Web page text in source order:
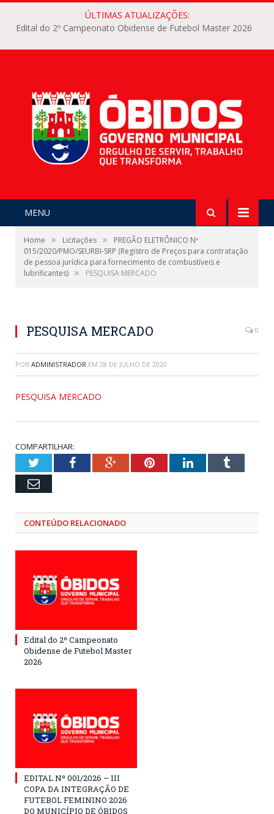
ÚLTIMAS ATUALIZAÇÕES:
Edital do 2º Campeonato Obidense de Futebol Master 2026
MENU
Home » Licitações »
PREGÃO ELETRÔNICO Nº
015/2020/PMO/SEURBI-SRP (Registro de Preços para contratação
de pessoa jurídica para fornecimento de combustíveis e
lubrificantes) » PESQUISA MERCADO
PESQUISA MERCADO 0
POR ADMINISTRADOR EM 28 DE JULHO DE 2020
PESQUISA MERCADO
COMPARTILHAR:
TwitterFacebookGoogle+PinterestLinkedInTumblr
Email
CONTEÚDO RELACIONADO
Edital do 2º Campeonato
Obidense de Futebol Master
2026
EDITAL Nº 001/2026 – III
COPA DA INTEGRAÇÃO DE
FUTEBOL FEMININO 2026
DO MUNICÍPIO DE ÓBIDOS